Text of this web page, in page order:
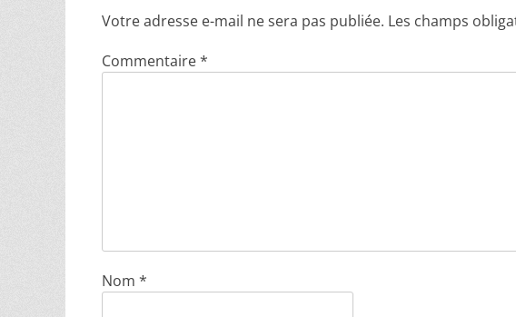
Votre adresse e-mail ne sera pas publiée. Les champs
Commentaire*
Nom *